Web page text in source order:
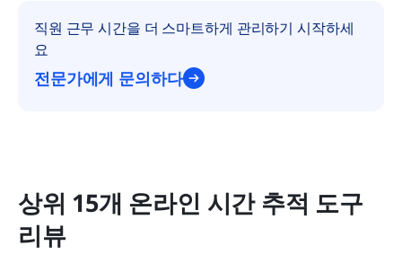
직원 근무 시간을 더 스마트하게 관리하기 시작하세
요
전문가에게 문의하다
상위 15개 온라인 시간 추적 도구
리뷰